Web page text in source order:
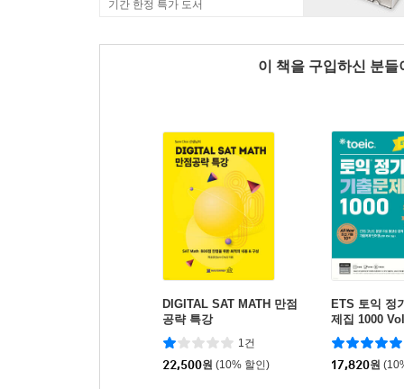
기간 한정 특가 도서
이 책을 구입하신 분
DIGITAL SAT MATH 만점
공략 특강
1건
22,500원 (10% 할인)
ETS 토익 정
제집 1000
17,820원